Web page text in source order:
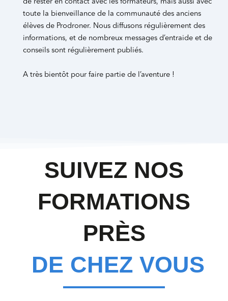
de rester en contact avec les formateurs, mais aussi avec
toute la bienveillance de la communauté des anciens
élèves de Prodroner. Nous diffusons régulièrement des
informations, et de nombreux messages d’entraide et de
conseils sont régulièrement publiés.
A très bientôt pour faire partie de l’aventure !
SUIVEZ NOS
FORMATIONS
PRÈS
DE CHEZ VOUS